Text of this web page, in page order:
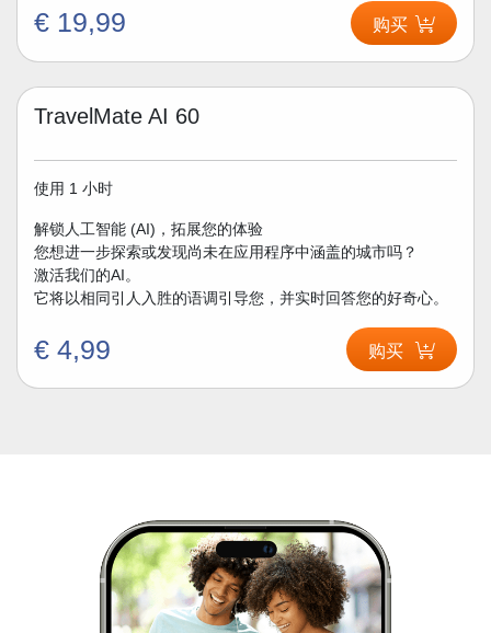
€ 19,99 购买
TravelMate AI 60
使用 1 小时
解锁人工智能 (AI)，拓展您的体验
您想进一步探索或发现尚未在应用程序中涵盖的城市吗？
激活我们的AI。
它将以相同引人入胜的语调引导您，并实时回答您的好奇心。
€ 4,99 购买